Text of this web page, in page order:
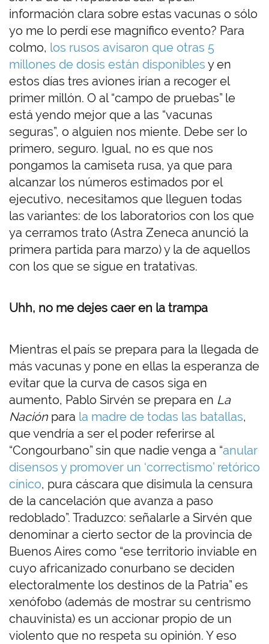
información clara sobre estas vacunas o sólo
yo me lo perdí ese magnífico evento? Para
colmo, los rusos avisaron que otras 5
millones de dosis están disponibles y en
estos días tres aviones irían a recoger el
primer millón. O al “campo de pruebas” le
está yendo mejor que a las “vacunas
seguras”, o alguien nos miente. Debe ser lo
primero, seguro. Igual, no es que nos
pongamos la camiseta rusa, ya que para
alcanzar los números estimados por el
ejecutivo, necesitamos que lleguen todas
las variantes: de los laboratorios con los que
ya cerramos trato (Astra Zeneca anunció la
primera partida para marzo) y la de aquellos
con los que se sigue en tratativas.
Uhh, no me dejes caer en la trampa
Mientras el país se prepara para la llegada de
más vacunas y pone en ellas la esperanza de
evitar que la curva de casos siga en
aumento, Pablo Sirvén se prepara en La
Nación para la madre de todas las batallas,
que vendría a ser el poder referirse al
“Congourbano” sin que nadie venga a “anular
disensos y promover un ‘correctismo’ retórico
cínico, pura cáscara que disimula la censura
de la cancelación que avanza a paso
redoblado”. Traduzco: señalarle a Sirvén que
denominar a cierto sector de la provincia de
Buenos Aires como “ese territorio inviable en
cuyo africanizado conurbano se deciden
electoralmente los destinos de la Patria” es
xenófobo (además de mostrar su centrismo
chauvinista) es un accionar propio de un
violento que no respeta su opinión. Y eso